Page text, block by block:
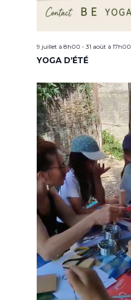
9 juillet à 8h00 - 31 août à 17h00
YOGA D’ÉTÉ